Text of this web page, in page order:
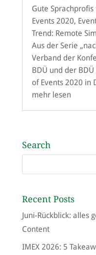
Gute
Events 2020,
Trend: Remote
Aus der Serie
Verband der
BDÜ und der
of Events 2020 in
mehr lesen
Search
Recent Posts
Juni-Rückblick: alles
Content
IMEX 2026: 5